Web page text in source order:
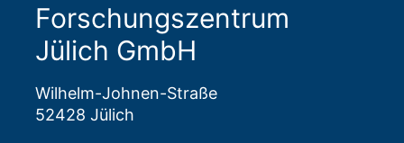
Forschungszentrum
Jülich GmbH
Wilhelm-Johnen-Straße
52428 Jülich